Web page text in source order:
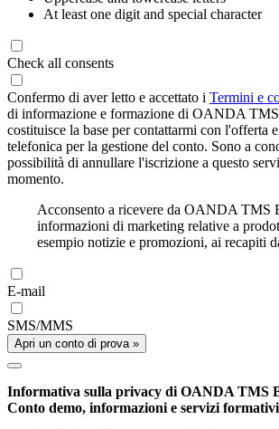
At least one digit and special character
Check all consents
Confermo di aver letto e accettato i Termini e
di informazione e formazione di OANDA
costituisce la base per contattarmi con l'offerta
telefonica per la gestione del conto. Sono a
possibilità di annullare l'iscrizione a questo
momento.
Acconsento a ricevere da OANDA TMS
informazioni di marketing relative a
esempio notizie e promozioni, ai recapiti
E-mail
SMS/MMS
Apri un conto di prova »
Informativa sulla privacy di OANDA TMS
Conto demo, informazioni e servizi formativi